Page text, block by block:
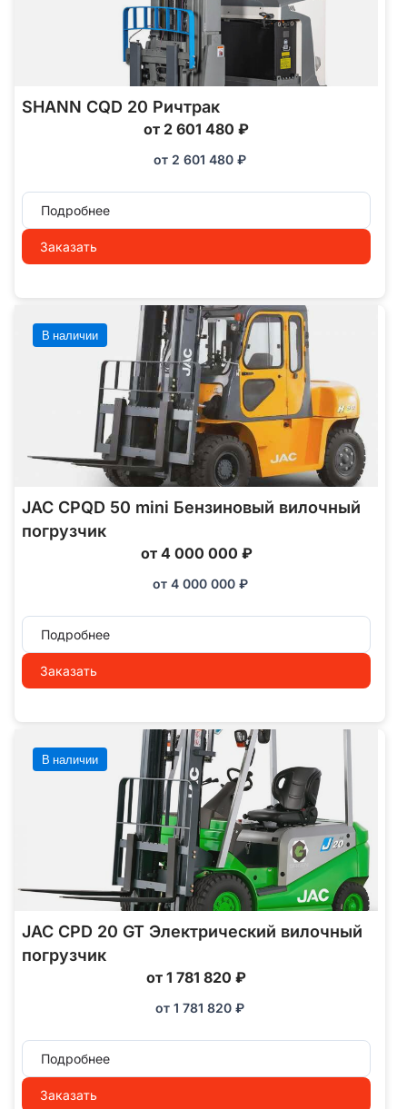
SHANN CQD 20 Ричтрак
от 2 601 480 ₽
от 2 601 480 ₽
Подробнее
Заказать
В наличии
JAC CPQD 50 mini Бензиновый вилочный
погрузчик
от 4 000 000 ₽
от 4 000 000 ₽
Подробнее
Заказать
В наличии
JAC CPD 20 GT Электрический вилочный
погрузчик
от 1 781 820 ₽
от 1 781 820 ₽
Подробнее
Заказать